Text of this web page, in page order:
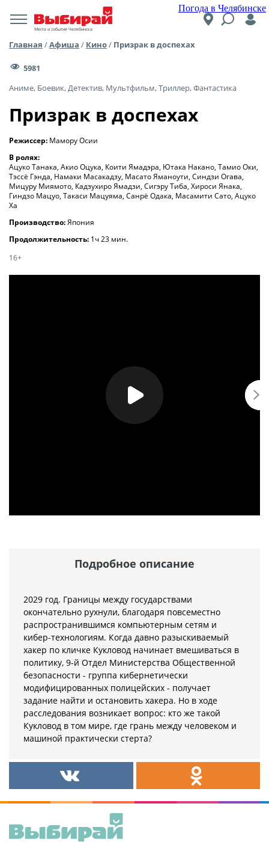
Погода в Челябинске
Места и события Челябинска
Главная /Афиша / Кино/ Призрак в доспехах
5981
Аниме, Боевик, Детектив, Мультфильм, Триллер, Фантастика
Призрак в доспехах
Режиссер: Мамору Осии
В ролях:
Ацуко Танака, Акио Оцука, Коити Ямадэра, Ютака Накано, Тамио Оки,
Тэссё Гэнда, Намаки Масакадзу, Масато Яманоути, Синдзи Огава,
Мицуру Миямото, Кадзухиро Ямадзи, Сигэру Тиба, Хироси Янака,
Гиндзо Мацуо, Такаси Мацуяма, Санрё Одака, Масамити Сато, Ацуко
Ха
Производство:Япония
Продолжительность: 1ч 23 мин.
16+
Подробное описание
2029 год. Границы между государствами
окончательно рухнули, благодаря повсеместно
распространившимся компьютерным сетям и
кибер-технологиям. Когда давно разыскиваемый
хакер по кличке Кукловод начинает вмешиваться в
политику, 9-й Отдел Министерства Общественной
безопасности - группа кибернетически
модифицированных полицейских - получает
задание найти и остановить хакера. Но в ходе
расследования возникает вопрос: кто же такой
Кукловод в том мире, где грань между человеком и
машиной практически стерта?